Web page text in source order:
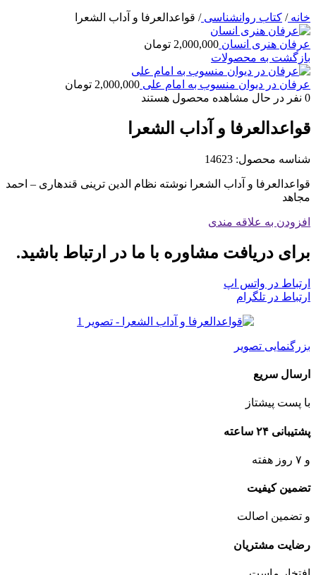
خانه/ کتاب روانشناسی/ قواعدالعرفا و آداب الشعرا
عرفان هنری انسان 2,000,000 تومان
بازگشت به محصولات
عرفان در دیوان منسوب به امام علی 2,000,000 تومان
0 نفر در حال مشاهده محصول هستند
قواعدالعرفا و آداب الشعرا
شناسه محصول: 14623
قواعدالعرفا و آداب الشعرا نوشته نظام الدین ترینی قندهاری – احمد
مجاهد
افزودن به علاقه مندی
برای دریافت مشاوره با ما در ارتباط باشید.
ارتباط در واتس اپ
ارتباط در تلگرام
بزرگنمایی تصویر
ارسال سریع
با پست پیشتاز
پشتیبانی ۲۴ ساعته
و ۷ روز هفته
تضمین کیفیت
و تضمین اصالت
رضایت مشتریان